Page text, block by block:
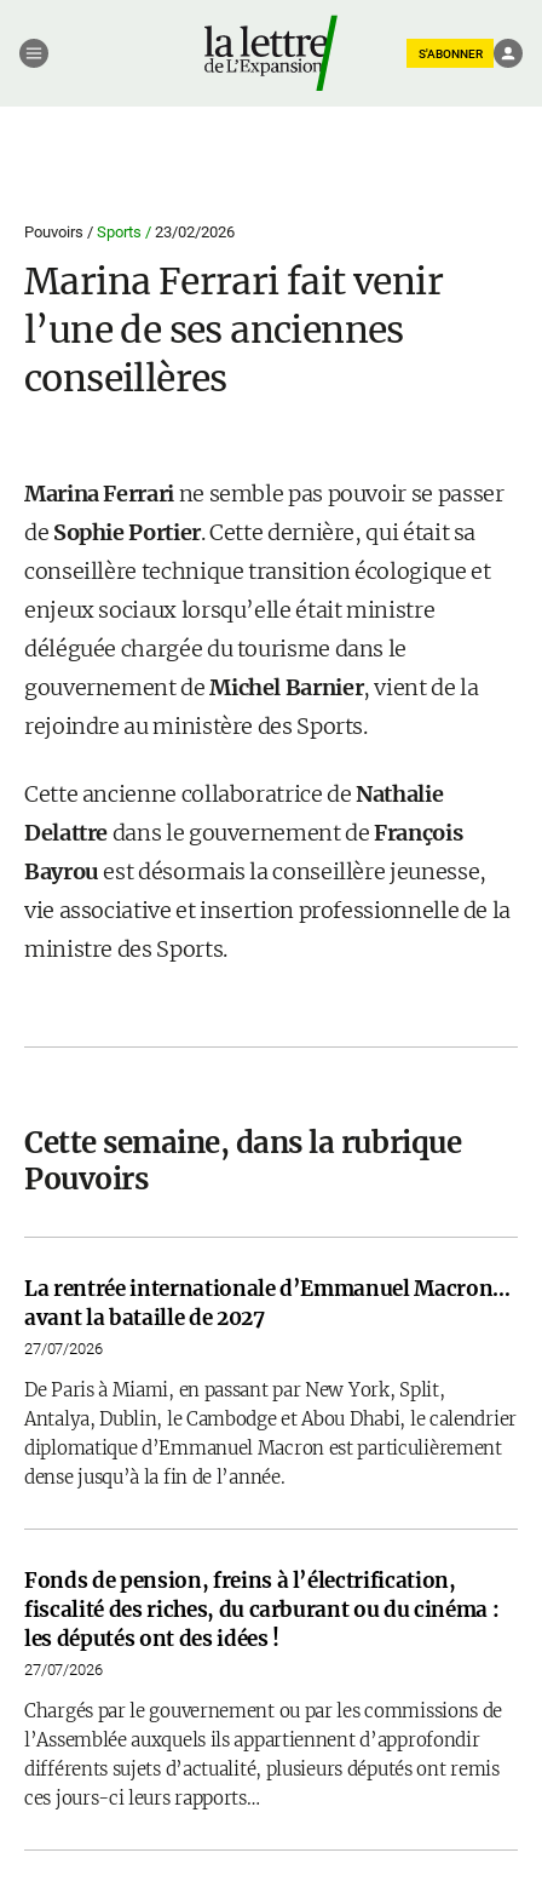
S'ABONNER
Pouvoirs / Sports / 23/02/2026
Marina Ferrari fait venir
l’une de ses anciennes
conseillères
Marina Ferrarine semble pas pouvoir se passer
de Sophie Portier. Cette dernière, qui était sa
conseillère technique transition écologique et
enjeux sociaux lorsqu’elle était ministre
déléguée chargée du tourisme dans le
gouvernement deMichel Barnier, vient de la
rejoindre au ministère des Sports.
Cette ancienne collaboratrice deNathalie
Delattredans le gouvernement deFrançois
Bayrouest désormais la conseillère jeunesse,
vie associative et insertion professionnelle de la
ministre des Sports.
Cette semaine, dans la rubrique
Pouvoirs
La rentrée internationale d’Emmanuel Macron…
avant la bataille de 2027
27/07/2026
De Paris à Miami, en passant par New York, Split,
Antalya, Dublin, le Cambodge et Abou Dhabi, le calendrier
diplomatique d’Emmanuel Macron est particulièrement
dense jusqu’à la fin de l’année.
Fonds de pension, freins à l’électrification,
fiscalité des riches, du carburant ou du cinéma :
les députés ont des idées !
27/07/2026
Chargés par le gouvernement ou par les commissions de
l’Assemblée auxquels ils appartiennent d’approfondir
différents sujets d’actualité, plusieurs députés ont remis
ces jours-ci leurs rapports…